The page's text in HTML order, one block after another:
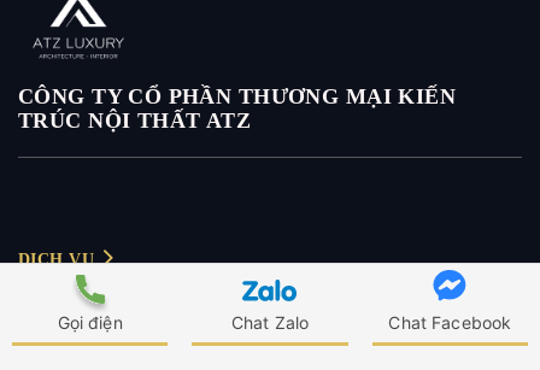
Gọi điện Chat Zalo Chat Facebook
CÔNG TY CỔ PHẦN THƯƠNG MẠI KIẾN
TRÚC NỘI THẤT ATZ
DỊCH VỤ
Thiết kế nội thất
CHÍNH SÁCH